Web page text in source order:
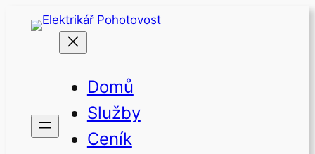
Přeskočit
Domů
Služby
Ceník